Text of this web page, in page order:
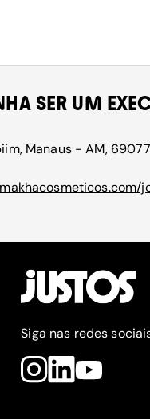
SER UM
Manaus - AM,
Siga nas redes